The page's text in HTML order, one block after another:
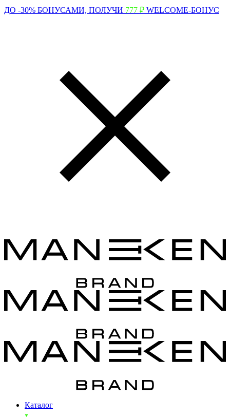
ДО -30% БОНУСАМИ, ПОЛУЧИ 777 ₽ WELCOME-БОНУС
Каталог